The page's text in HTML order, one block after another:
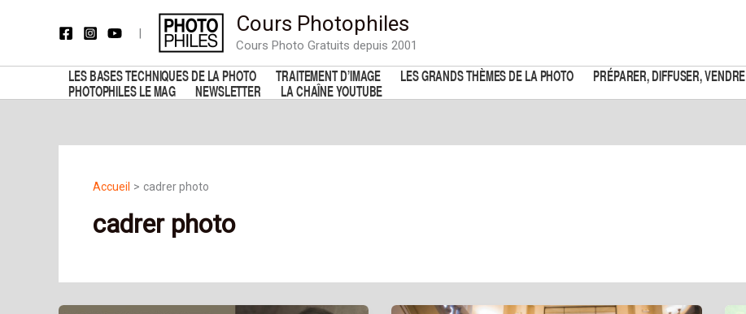
| Cours Photophiles
Cours Photo Gratuits depuis 2001
LES BASES TECHNIQUES DE LA PHOTO TRAITEMENT D’IMAGE LES GRANDS THÈMES DE LA PHOTO PRÉPARER, DIFFUSER, VENDRE
PHOTOPHILES LE MAG NEWSLETTER LA CHAÎNE YOUTUBE
Accueil cadrer photo
cadrer photo